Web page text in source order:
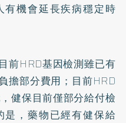
機會延長疾病穩定時
前HRD基因檢測雖已有
擔部分費用；目前HRD
健保目前僅部分給付檢
，藥物已經有健保給